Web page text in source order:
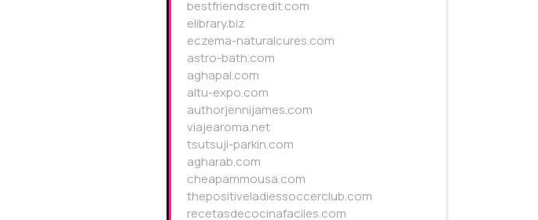
bestfriendscredit.com
elibrary.biz
eczema-naturalcures.com
astro-bath.com
aghapal.com
altu-expo.com
authorjennijames.com
viajearoma.net
tsutsuji-parkin.com
agharab.com
cheapammousa.com
thepositiveladiessoccerclub.com
recetasdecocinafaciles.com